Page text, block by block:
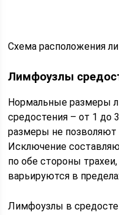
Схема расположения
Лимфоузлы
Нормальные размеры
средостения – от 1 до
размеры не
Исключение
по обе стороны
варьируются в
Лимфоузлы в